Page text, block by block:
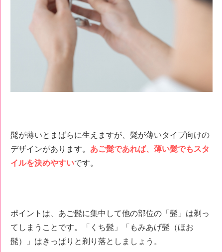
髭が薄いとまばらに生えますが、髭が薄いタイプ向けの
デザインがあります。 あご髭であれば、薄い髭でもスタ
イルを決めやすいです。
ポイントは、あご髭に集中して他の部位の「髭」は剃っ
てしまうことです。「くち髭」「もみあげ髭（ほお
髭）」はきっぱりと剃り落としましょう。